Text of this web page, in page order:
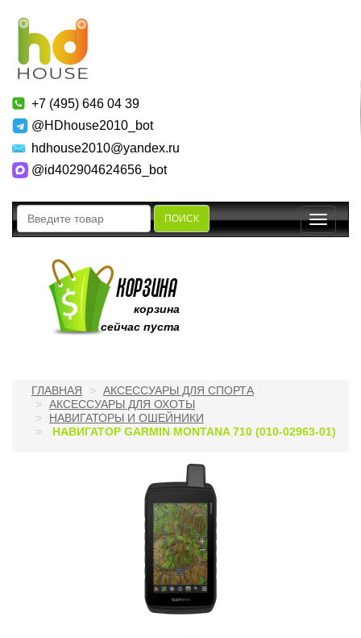
+7 (495) 646 04 39
@HDhouse2010_bot
hdhouse2010@yandex.ru
@id402904624656_bot
ПОИСК
Toggle
корзина
сейчас пуста
ГЛАВНАЯ
АКСЕССУАРЫ ДЛЯ СПОРТА
АКСЕССУАРЫ ДЛЯ ОХОТЫ
НАВИГАТОРЫ И ОШЕЙНИКИ
НАВИГАТОР GARMIN MONTANA 710 (010-02963-01)